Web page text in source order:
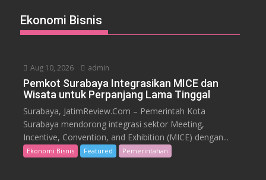
Ekonomi Bisnis
Aug 10, 2026 admin
Pemkot Surabaya Integrasikan MICE dan
Wisata untuk Perpanjang Lama Tinggal
Surabaya, JatimReview.Com – Pemerintah Kota
Surabaya mendorong integrasi sektor Meeting,
Incentive, Convention, and Exhibition (MICE) dengan...
Ekonomi Bisnis Featured Pemerintahan